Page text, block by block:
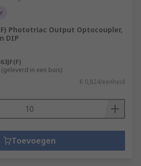
Phototriac Output Optocoupler,
DIP
in een buis)
€ 0,824/eenheid
Toevoegen